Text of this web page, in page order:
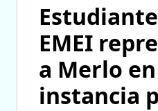
EMEI
a Merlo
instancia